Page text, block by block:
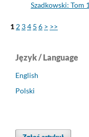
Szadkowski: Tom
1 2 34 5 6 > >>
Język / Language
English
Polski